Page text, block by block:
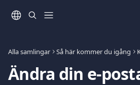
Alla samlingar Så här kommer du igång
Ändra din e-